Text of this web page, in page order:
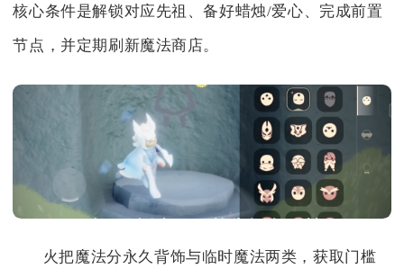
核心条件是解锁对应先祖、备好蜡烛/爱心、完成前置
节点，并定期刷新魔法商店。
火把魔法分永久背饰与临时魔法两类，获取门槛